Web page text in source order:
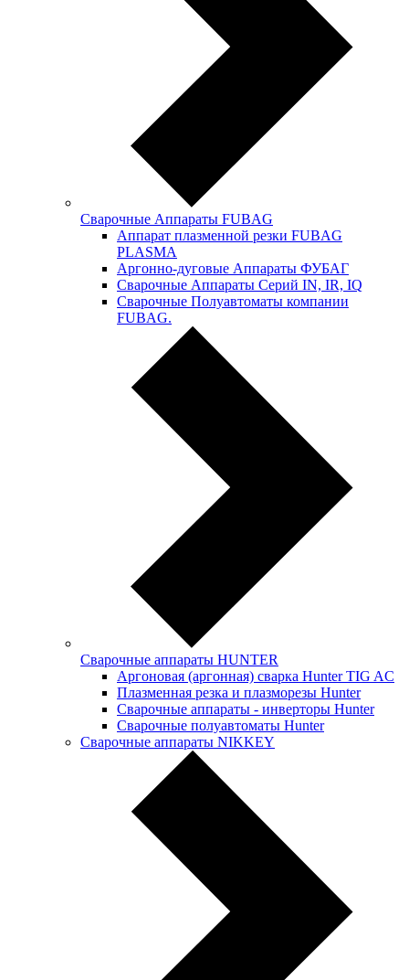
Сварочные Аппараты FUBAG
Аппарат плазменной резки FUBAG
PLASMA
Аргонно-дуговые Аппараты ФУБАГ
Сварочные Аппараты Серий IN, IR, IQ
Сварочные Полуавтоматы компании
FUBAG.
Сварочные аппараты HUNTER
Аргоновая (аргонная) сварка Hunter TIG AC
Плазменная резка и плазморезы Hunter
Сварочные аппараты - инверторы Hunter
Сварочные полуавтоматы Hunter
Сварочные аппараты NIKKEY